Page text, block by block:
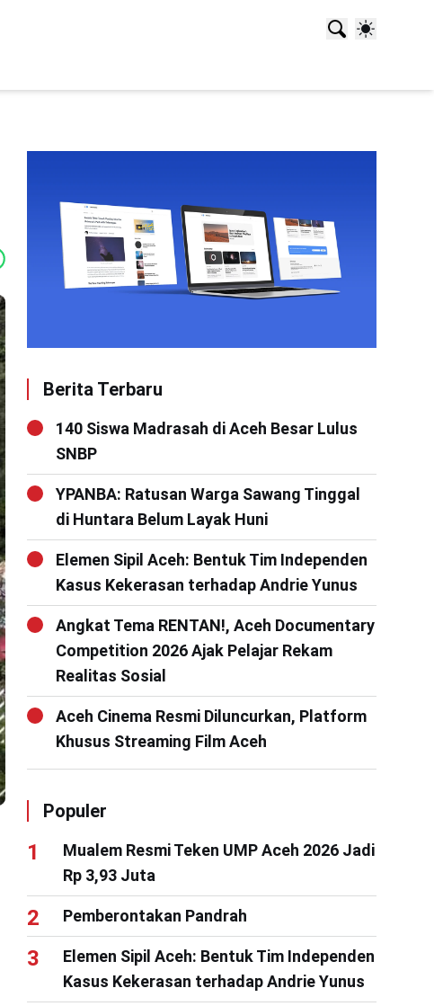
Berita Terbaru
140 Siswa Madrasah di Aceh Besar Lulus
SNBP
YPANBA: Ratusan Warga Sawang Tinggal
di Huntara Belum Layak Huni
Elemen Sipil Aceh: Bentuk Tim Independen
Kasus Kekerasan terhadap Andrie Yunus
Angkat Tema RENTAN!, Aceh Documentary
Competition 2026 Ajak Pelajar Rekam
Realitas Sosial
Aceh Cinema Resmi Diluncurkan, Platform
Khusus Streaming Film Aceh
Populer
Mualem Resmi Teken UMP Aceh 2026 Jadi
Rp 3,93 Juta
Pemberontakan Pandrah
Elemen Sipil Aceh: Bentuk Tim Independen
Kasus Kekerasan terhadap Andrie Yunus